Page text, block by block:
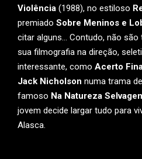
Violência (1988), no estiloso
premiado Sobre Meninos e
citar alguns… Contudo, não
sua filmografia na direção,
interessante, como Acerto
Jack Nicholson numa trama
famoso Na Natureza
jovem decide largar tudo para
Alasca.